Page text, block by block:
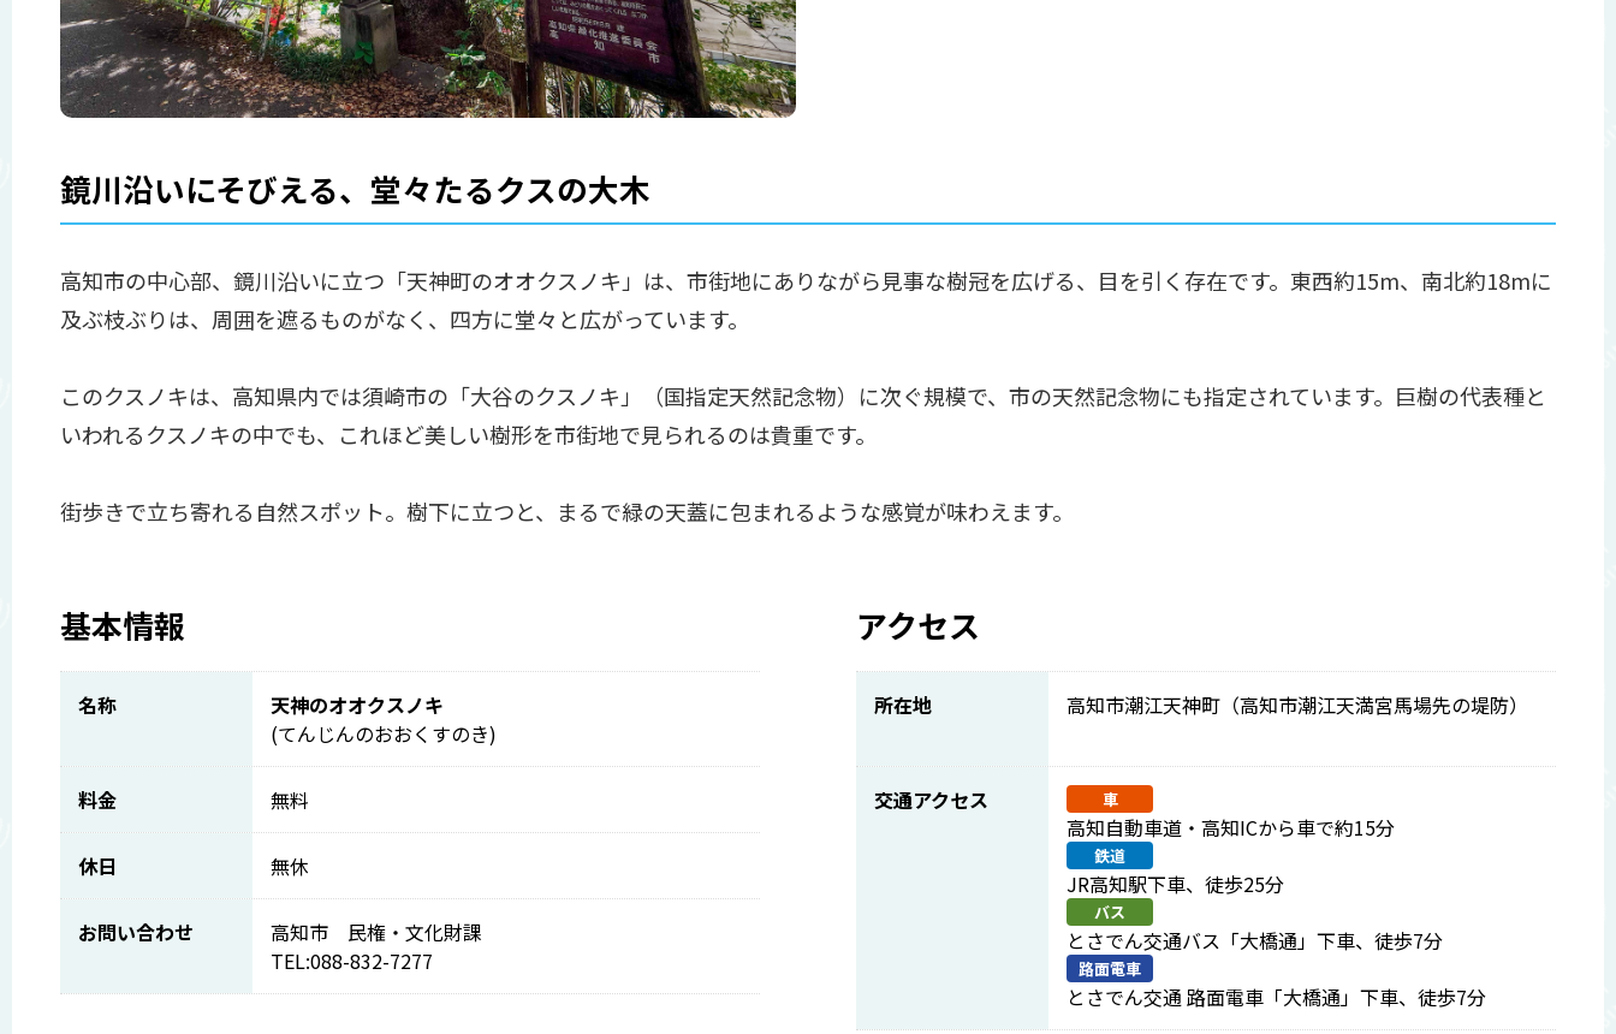
鏡川沿いにそびえる、堂々たるクスの大木
高知市の中心部、鏡川沿いに立つ「天神町のオオクスノキ」は、市街地にありながら見事な樹冠を広げる、目を引く存在です。東西約15m、南北約18mに
及ぶ枝ぶりは、周囲を遮るものがなく、四方に堂々と広がっています。
このクスノキは、高知県内では須崎市の「大谷のクスノキ」（国指定天然記念物）に次ぐ規模で、市の天然記念物にも指定されています。巨樹の代表種と
いわれるクスノキの中でも、これほど美しい樹形を市街地で見られるのは貴重です。
街歩きで立ち寄れる自然スポット。樹下に立つと、まるで緑の天蓋に包まれるような感覚が味わえます。
基本情報
名称
天神のオオクスノキ
(てんじんのおおくすのき)
料金 無料
休日 無休
お問い合わせ
高知市 民権・文化財課
TEL:088-832-7277
アクセス
所在地 高知市潮江天神町（高知市潮江天満宮馬場先の堤防）
交通アクセス 車
高知自動車道・高知ICから車で約15分
鉄道
JR高知駅下車、徒歩25分
バス
とさでん交通バス「大橋通」下車、徒歩7分
路面電車
とさでん交通 路面電車「大橋通」下車、徒歩7分